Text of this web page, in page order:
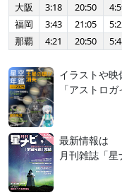
大阪
3:18 20:50
福岡
3:43 21:05
那覇
4:21 20:50
イラストや映
「アストロ
最新情報は
月刊雑誌「星